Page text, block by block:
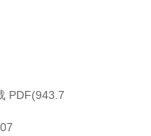
PDF(943.7